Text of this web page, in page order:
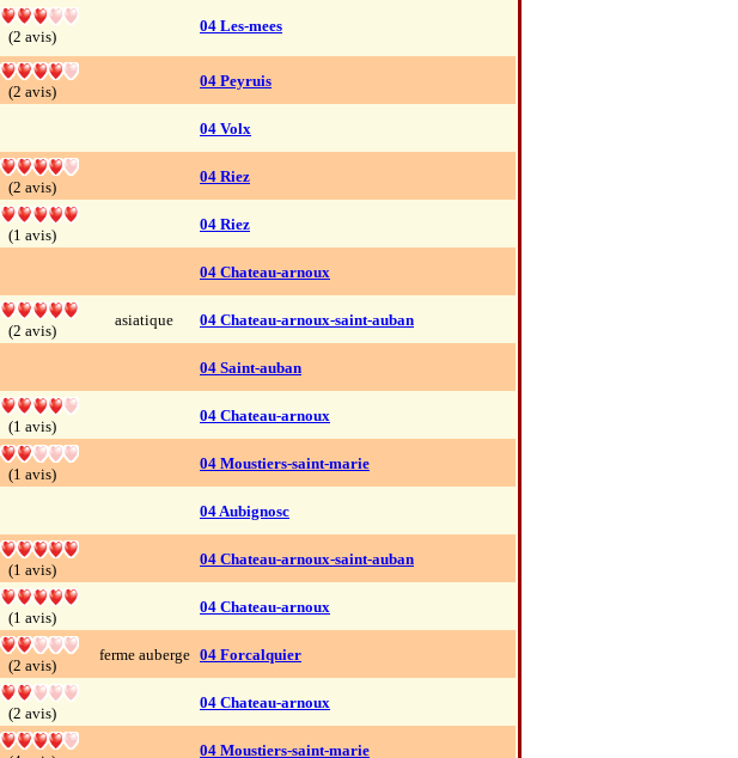
(2 avis)
04 Les-mees
(2 avis)
04 Peyruis
04 Volx
(2 avis)
04 Riez
(1 avis)
04 Riez
04 Chateau-arnoux
(2 avis)
asiatique 04 Chateau-arnoux-saint-auban
04 Saint-auban
(1 avis)
04 Chateau-arnoux
(1 avis)
04 Moustiers-saint-marie
04 Aubignosc
(1 avis)
04 Chateau-arnoux-saint-auban
(1 avis)
04 Chateau-arnoux
(2 avis)
ferme auberge 04 Forcalquier
(2 avis)
04 Chateau-arnoux
04 Moustiers-saint-marie